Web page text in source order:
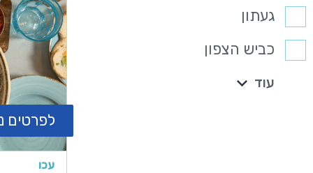
געתון
כביש הצפון
עוד
לפרטים
עכו